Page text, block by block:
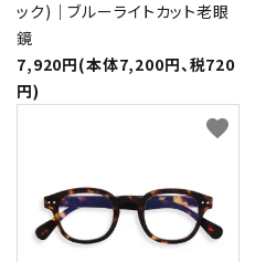
ック)｜ブルーライトカット老眼
鏡
7,920円(本体7,200円、税720
円)
favorite